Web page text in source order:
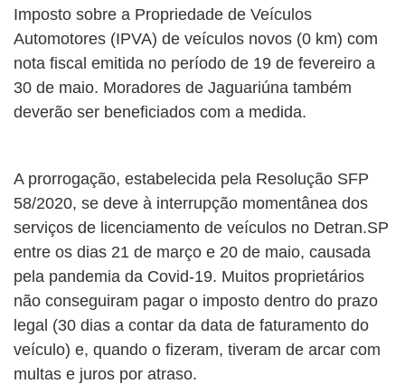
Imposto sobre a Propriedade de Veículos
Automotores (IPVA) de veículos novos (0 km) com
nota fiscal emitida no período de 19 de fevereiro a
30 de maio. Moradores de Jaguariúna também
deverão ser beneficiados com a medida.
A prorrogação, estabelecida pela Resolução SFP
58/2020, se deve à interrupção momentânea dos
serviços de licenciamento de veículos no Detran.SP
entre os dias 21 de março e 20 de maio, causada
pela pandemia da Covid-19. Muitos proprietários
não conseguiram pagar o imposto dentro do prazo
legal (30 dias a contar da data de faturamento do
veículo) e, quando o fizeram, tiveram de arcar com
multas e juros por atraso.